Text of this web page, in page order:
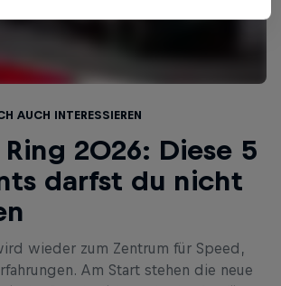
auch interessieren
Ring 2026: Diese 5
darfst du nicht
wieder zum Zentrum für Speed,
Am Start stehen die neue